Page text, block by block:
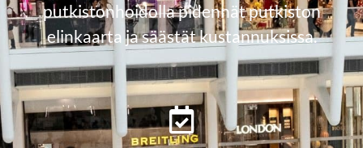
putkistonhoidolla pidennät putkiston
elinkaarta ja säästät kustannuksissa.